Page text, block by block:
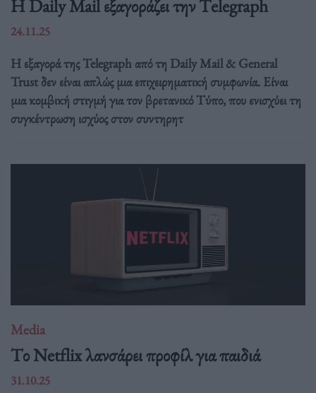
H Daily Mail εξαγοράζει την Τelegraph
24.11.25
Η εξαγορά της Telegraph από τη Daily Mail & General
Trust δεν είναι απλώς μια επιχειρηματική συμφωνία. Είναι
μια κομβική στιγμή για τον βρετανικό Τύπο, που ενισχύει τη
συγκέντρωση ισχύος στον συντηρητ
Media
Tο Netflix λανσάρει προφίλ για παιδιά
31.10.25